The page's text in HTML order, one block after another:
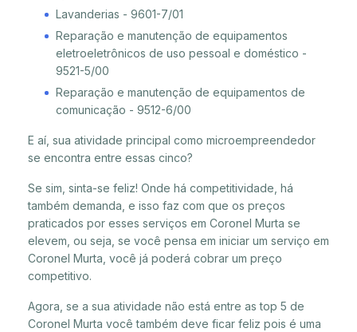
Lavanderias - 9601-7/01
Reparação e manutenção de equipamentos
eletroeletrônicos de uso pessoal e doméstico -
9521-5/00
Reparação e manutenção de equipamentos de
comunicação - 9512-6/00
E aí, sua atividade principal como microempreendedor
se encontra entre essas cinco?
Se sim, sinta-se feliz! Onde há competitividade, há
também demanda, e isso faz com que os preços
praticados por esses serviços em Coronel Murta se
elevem, ou seja, se você pensa em iniciar um serviço em
Coronel Murta, você já poderá cobrar um preço
competitivo.
Agora, se a sua atividade não está entre as top 5 de
Coronel Murta você também deve ficar feliz pois é uma